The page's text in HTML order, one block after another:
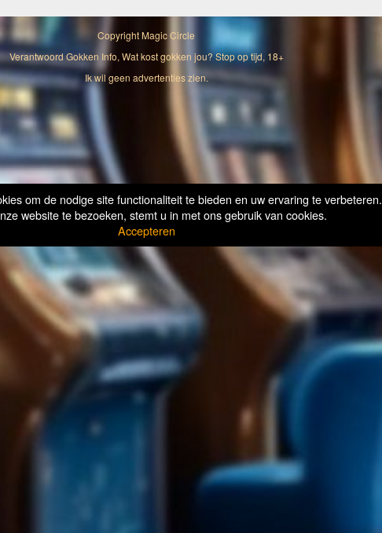
om de nodige site functionaliteit te bieden en uw ervaring te verbeteren.
website te bezoeken, stemt u in met ons gebruik van cookies.
Accepteren
CopyrightMagic Circle
Verantwoord Gokken Info, Wat kost gokken jou? Stop op tijd, 18+
Ik wil geen advertenties zien.